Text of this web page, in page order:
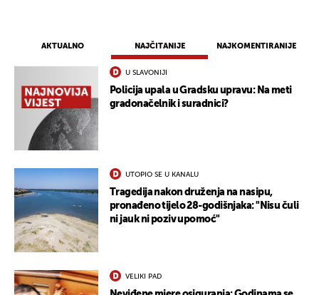
AKTUALNO NAJČITANIJE NAJKOMENTIRANIJE
U SLAVONIJI
Policija upala u Gradsku upravu: Na meti
gradonačelnik i suradnici?
UTOPIO SE U KANALU
Tragedija nakon druženja na nasipu,
pronađeno tijelo 28-godišnjaka: "Nisu čuli
ni jauk ni poziv upomoć"
VELIKI PAD
UKLJUČITE NOTIFIKACIJE